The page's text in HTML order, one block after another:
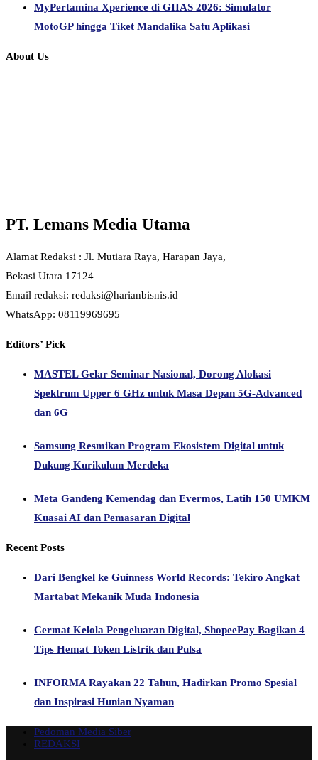
MyPertamina Xperience di GIIAS 2026: Simulator
MotoGP hingga Tiket Mandalika Satu Aplikasi
About Us
PT. Lemans Media Utama
Alamat Redaksi : Jl. Mutiara Raya, Harapan Jaya,
Bekasi Utara 17124
Email redaksi: redaksi@harianbisnis.id
WhatsApp: 08119969695
Editors’ Pick
MASTEL Gelar Seminar Nasional, Dorong Alokasi
Spektrum Upper 6 GHz untuk Masa Depan 5G-Advanced
dan 6G
Samsung Resmikan Program Ekosistem Digital untuk
Dukung Kurikulum Merdeka
Meta Gandeng Kemendag dan Evermos, Latih 150 UMKM
Kuasai AI dan Pemasaran Digital
Recent Posts
Dari Bengkel ke Guinness World Records: Tekiro Angkat
Martabat Mekanik Muda Indonesia
Cermat Kelola Pengeluaran Digital, ShopeePay Bagikan 4
Tips Hemat Token Listrik dan Pulsa
INFORMA Rayakan 22 Tahun, Hadirkan Promo Spesial
dan Inspirasi Hunian Nyaman
Pedoman Media Siber
REDAKSI